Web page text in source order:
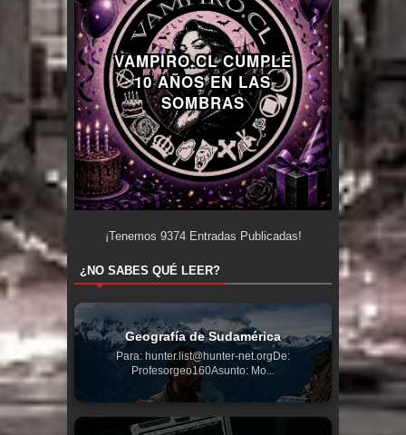
VAMPIRO.CL CUMPLE
10 AÑOS EN LAS
SOMBRAS
¡Tenemos 9374Entradas Publicadas!
¿NO SABES QUÉ LEER?
Geografía de Sudamérica
Para: hunter.list@hunter-net.orgDe:
Profesorgeo160Asunto: Mo...